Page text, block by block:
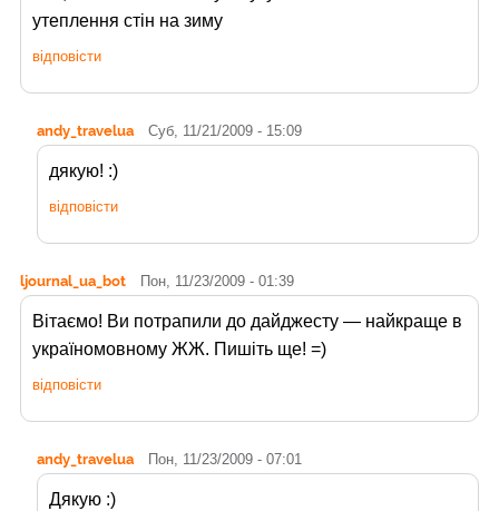
утеплення стін на зиму
відповісти
andy_travelua Суб, 11/21/2009 - 15:09
дякую! :)
відповісти
ljournal_ua_bot Пон, 11/23/2009 - 01:39
Вітаємо! Ви потрапили до дайджесту — найкраще в
україномовному ЖЖ. Пишіть ще! =)
відповісти
andy_travelua Пон, 11/23/2009 - 07:01
Дякую :)